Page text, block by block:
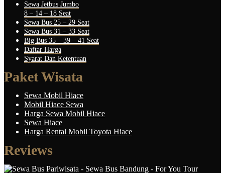
Sewa Jetbus Jumbo
8 – 14 – 18 Seat
Sewa Bus 25 – 29 Seat
Sewa Bus 31 – 33 Seat
Big Bus 35 – 39 – 41 Seat
Daftar Harga
Syarat Dan Ketentuan
Paket Wisata
Sewa Mobil Hiace
Mobil Hiace Sewa
Harga Sewa Mobil Hiace
Sewa Hiace
Harga Rental Mobil Toyota Hiace
Reviews